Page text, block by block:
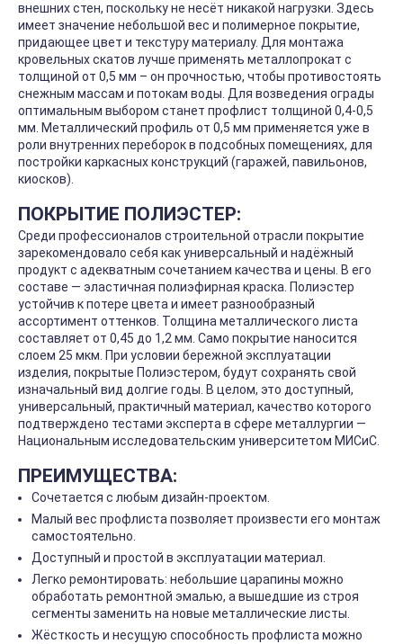
внешних стен, поскольку не несёт никакой нагрузки. Здесь
имеет значение небольшой вес и полимерное покрытие,
придающее цвет и текстуру материалу. Для монтажа
кровельных скатов лучше применять металлопрокат с
толщиной от 0,5 мм – он прочностью, чтобы противостоять
снежным массам и потокам воды. Для возведения ограды
оптимальным выбором станет профлист толщиной 0,4-0,5
мм. Металлический профиль от 0,5 мм применяется уже в
роли внутренних переборок в подсобных помещениях, для
постройки каркасных конструкций (гаражей, павильонов,
киосков).
ПОКРЫТИЕ ПОЛИЭСТЕР:
Среди профессионалов строительной отрасли покрытие
зарекомендовало себя как универсальный и надёжный
продукт с адекватным сочетанием качества и цены. В его
составе — эластичная полиэфирная краска. Полиэстер
устойчив к потере цвета и имеет разнообразный
ассортимент оттенков. Толщина металлического листа
составляет от 0,45 до 1,2 мм. Само покрытие наносится
слоем 25 мкм. При условии бережной эксплуатации
изделия, покрытые Полиэстером, будут сохранять свой
изначальный вид долгие годы. В целом, это доступный,
универсальный, практичный материал, качество которого
подтверждено тестами эксперта в сфере металлургии —
Национальным исследовательским университетом МИСиС.
ПРЕИМУЩЕСТВА:
Сочетается с любым дизайн-проектом.
Малый вес профлиста позволяет произвести его монтаж
самостоятельно.
Доступный и простой в эксплуатации материал.
Легко ремонтировать: небольшие царапины можно
обработать ремонтной эмалью, а вышедшие из строя
сегменты заменить на новые металлические листы.
Жёсткость и несущую способность профлиста можно